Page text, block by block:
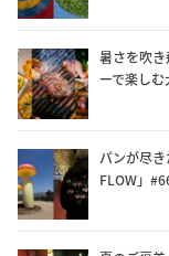
暑さを吹
ーで楽し
パンが尽
FLOW」